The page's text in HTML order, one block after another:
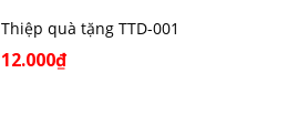
Thiệp quà tặng TTD-001
12.000₫